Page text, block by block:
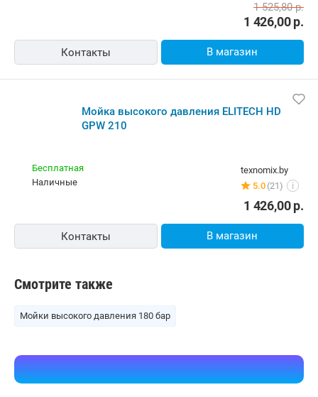
1 426,00р.
1 525,80р.
Контакты В магазин
Мойка высокого давления ELITECH HD
GPW 210
texnomix.by
5.0 (21) i
Бесплатная
наличные
1 426,00р.
Контакты В магазин
Смотрите также
Мойки высокого давления 180 бар